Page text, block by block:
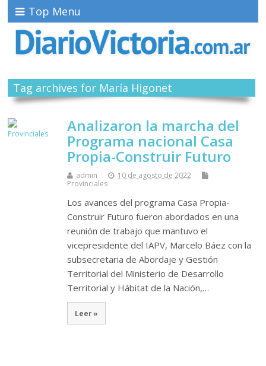
Top Menu
Tag archives for María Higonet
Analizaron la marcha del
Programa nacional Casa
Propia-Construir Futuro
admin
10 de agosto de 2022
Provinciales
Los avances del programa Casa Propia-
Construir Futuro fueron abordados en una
reunión de trabajo que mantuvo el
vicepresidente del IAPV, Marcelo Báez con la
subsecretaria de Abordaje y Gestión
Territorial del Ministerio de Desarrollo
Territorial y Hábitat de la Nación,…
Leer »